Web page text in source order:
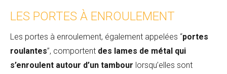
LES PORTES À ENROULEMENT
Les portes à enroulement, également appelées “portes
roulantes”, comportent des lames de métal qui
s’enroulent autour d’un tambour lorsqu’elles sont